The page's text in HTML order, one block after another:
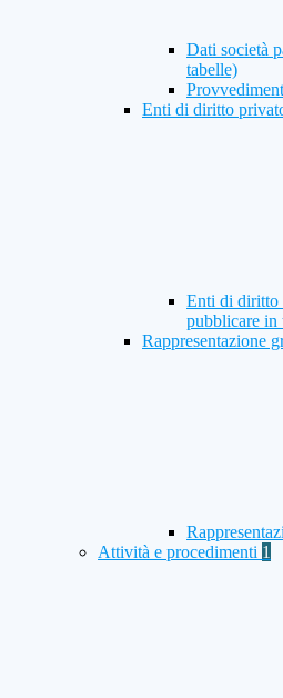
Dati società
tabelle)
Enti di diritto
Enti di diritto
pubblicare in
Rappresentazione
Attività e procedimenti 1